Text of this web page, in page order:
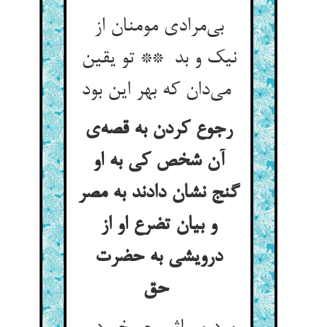
بی‌مرادی مومنان از
نیک و بد ** تو یقین
می‌دان که بهر این بود
رجوع کردن به قصه‌ی
آن شخص کی به او
گنج نشان دادند به مصر
و بیان تضرع او از
درویشی به حضرت
حق